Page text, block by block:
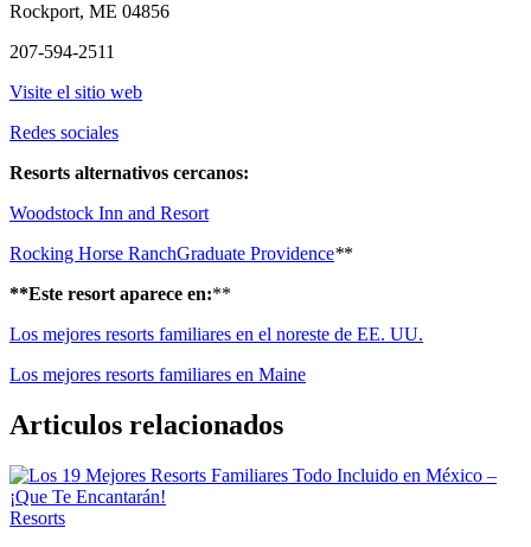
Rockport, ME 04856
207-594-2511
Visite el sitio web
Redes sociales
Resorts alternativos cercanos:
Woodstock Inn and Resort
Rocking Horse RanchGraduate Providence**
**Este resort aparece en:**
Los mejores resorts familiares en el noreste de EE. UU.
Los mejores resorts familiares en Maine
Articulos relacionados
Resorts